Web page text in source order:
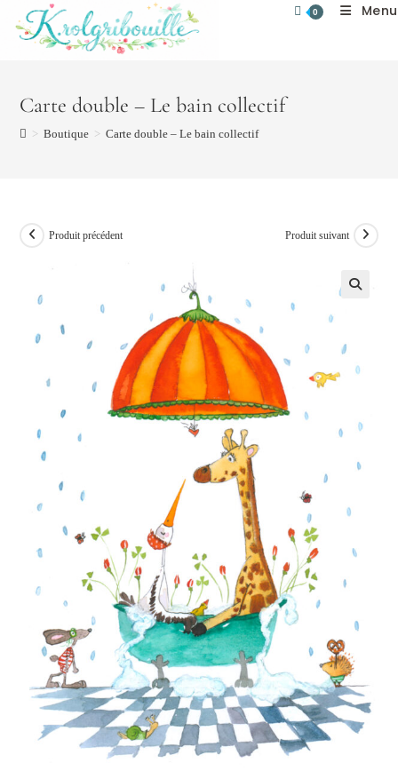
0 Menu
Carte double – Le bain collectif
> Boutique > Carte double – Le bain collectif
Produit précédent Produit suivant